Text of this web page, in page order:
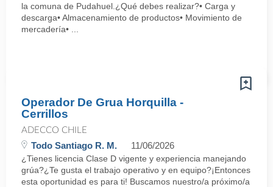
la comuna de Pudahuel.¿Qué debes realizar?• Carga y
descarga• Almacenamiento de productos• Movimiento de
mercadería• ...
Operador De Grua Horquilla -
Cerrillos
ADECCO CHILE
Todo Santiago R. M. 11/06/2026
¿Tienes licencia Clase D vigente y experiencia manejando
grúa?¿Te gusta el trabajo operativo y en equipo?¡Entonces
esta oportunidad es para ti! Buscamos nuestro/a próximo/a